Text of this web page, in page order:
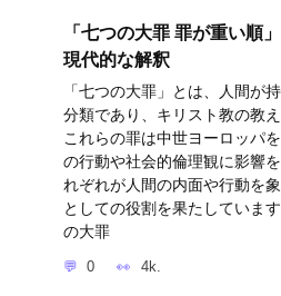
「七つの大罪 罪が重い順
現代的な解釈
「七つの大罪」とは、人間が
分類であり、キリスト教の教
これらの罪は中世ヨーロッパ
の行動や社会的倫理観に影響
れぞれが人間の内面や行動を
としての役割を果たしていま
の大罪
0 4k.